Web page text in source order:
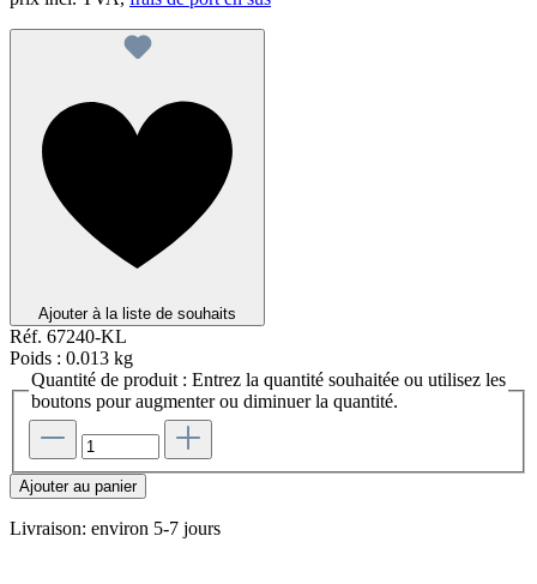
Ajouter à la liste de souhaits
Réf. 67240-KL
Poids : 0.013 kg
Quantité de produit : Entrez la quantité souhaitée ou utilisez les
boutons pour augmenter ou diminuer la quantité.
Ajouter au panier
Livraison: environ 5-7 jours